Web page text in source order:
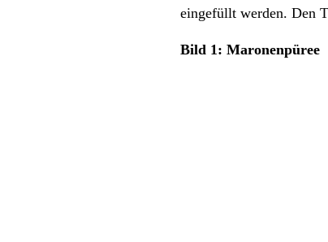
eingefüllt werden. Den
Bild 1: Maronenpüree